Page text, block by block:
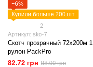
−6%
Купили больше 200 шт
2
Артикул: sko-7
Скотч прозрачный 72х200м 1
рулон PackPro
82.72 грн 88.00 грн